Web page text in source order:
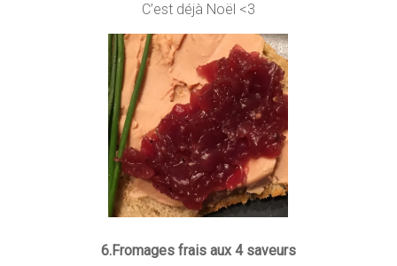
C’est déjà Noël <3
6.Fromages frais aux 4 saveurs